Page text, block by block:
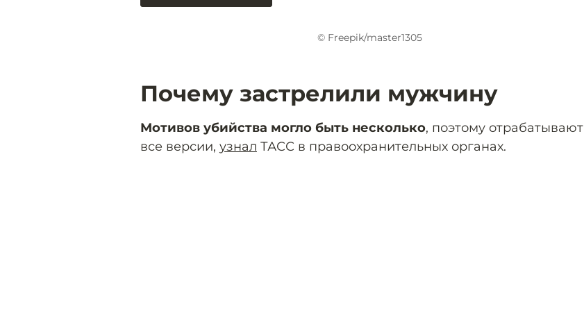
© Freepik/master1305
Почему застрелили мужчину
Мотивов убийства могло быть несколько, поэтому отрабатывают
все версии, узнал ТАСС в правоохранительных органах.